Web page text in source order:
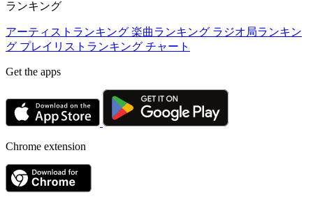
ランキング
アーティストランキング 楽曲ランキング ラジオ局ランキン
グ プレイリストランキング チャート
Get the apps
Chrome extension